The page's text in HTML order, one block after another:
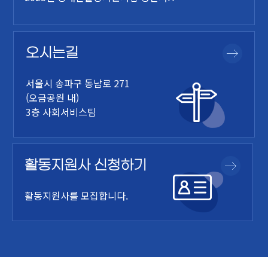
오시는길
서울시 송파구 동남로 271
(오금공원 내)
3층 사회서비스팀
활동지원사 신청하기
활동지원사를 모집합니다.